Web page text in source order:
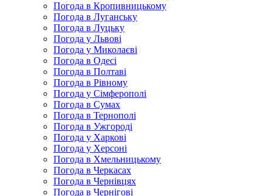
Погода в Кропивницькому
Погода в Луганську
Погода в Луцьку
Погода у Львові
Погода у Миколаєві
Погода в Одесі
Погода в Полтаві
Погода в Рівному
Погода у Сімферополі
Погода в Сумах
Погода в Тернополі
Погода в Ужгороді
Погода у Харкові
Погода у Херсоні
Погода в Хмельницькому
Погода в Черкасах
Погода в Чернівцях
Погода в Чернігові